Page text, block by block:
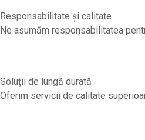
Responsabilitate și calitate
Ne asumăm responsabilitatea
Soluții de lungă durată
Oferim servicii de calitate